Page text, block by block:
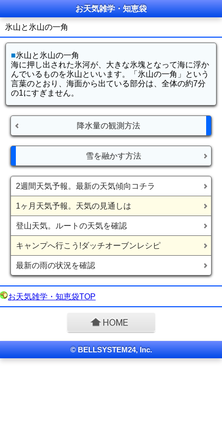
お天気雑学・知恵袋
氷山と氷山の一角
■氷山と氷山の一角
海に押し出された氷河が、大きな氷塊となって海に浮か
んでいるものを氷山といいます。「氷山の一角」という
言葉のとおり、海面から出ている部分は、全体の約7分
の1にすぎません。
降水量の観測方法
雪を融かす方法
2週間天気予報。最新の天気傾向コチラ
1ヶ月天気予報。天気の見通しは
登山天気。ルートの天気を確認
キャンプへ行こう!ダッチオーブンレシピ
最新の雨の状況を確認
お天気雑学・知恵袋TOP
© BELLSYSTEM24, Inc.